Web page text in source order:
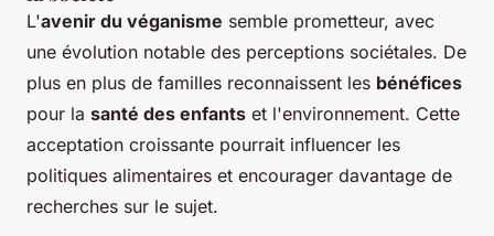
L'avenir du véganisme semble prometteur, avec
une évolution notable des perceptions sociétales. De
plus en plus de familles reconnaissent les bénéfices
pour la santé des enfants et l'environnement. Cette
acceptation croissante pourrait influencer les
politiques alimentaires et encourager davantage de
recherches sur le sujet.